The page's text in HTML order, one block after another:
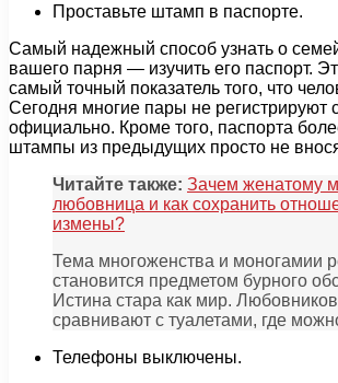
Проставьте штамп в паспорте.
Самый надежный способ узнать о
вашего парня — изучить его паспорт.
самый точный показатель того, что
Сегодня многие пары не регистрируют
официально. Кроме того, паспорта
штампы из предыдущих просто не
Читайте также: Зачем женатому
любовница и как сохранить
измены?
Тема многоженства и моногамии
становится предметом бурного
Истина стара как мир. Любовников
сравнивают с туалетами, где
Телефоны выключены.